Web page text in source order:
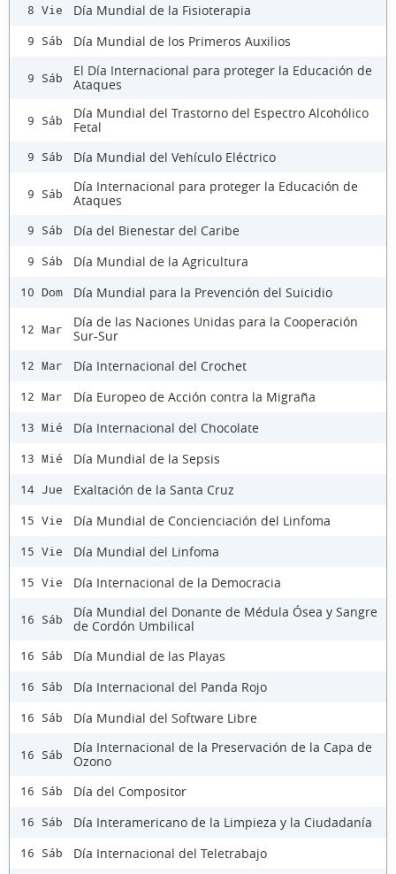
8 Vie Día Mundial de la Fisioterapia
9 Sáb Día Mundial de los Primeros Auxilios
9 Sáb
El Día Internacional para proteger la Educación de
Ataques
9 Sáb
Día Mundial del Trastorno del Espectro Alcohólico
Fetal
9 Sáb Día Mundial del Vehículo Eléctrico
9 Sáb
Día Internacional para proteger la Educación de
Ataques
9 Sáb Día del Bienestar del Caribe
9 Sáb Día Mundial de la Agricultura
10 Dom Día Mundial para la Prevención del Suicidio
12 Mar
Día de las Naciones Unidas para la Cooperación
Sur-Sur
12 Mar Día Internacional del Crochet
12 Mar Día Europeo de Acción contra la Migraña
13 Mié Día Internacional del Chocolate
13 Mié Día Mundial de la Sepsis
14 Jue Exaltación de la Santa Cruz
15 Vie Día Mundial de Concienciación del Linfoma
15 Vie Día Mundial del Linfoma
15 Vie Día Internacional de la Democracia
16 Sáb
Día Mundial del Donante de Médula Ósea y Sangre
de Cordón Umbilical
16 Sáb Día Mundial de las Playas
16 Sáb Día Internacional del Panda Rojo
16 Sáb Día Mundial del Software Libre
16 Sáb
Día Internacional de la Preservación de la Capa de
Ozono
16 Sáb Día del Compositor
16 Sáb Día Interamericano de la Limpieza y la Ciudadanía
16 Sáb Día Internacional del Teletrabajo